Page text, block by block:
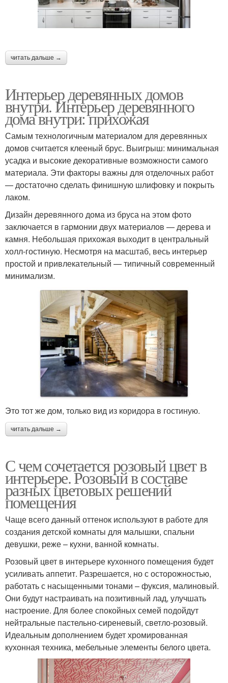
читать дальше →
Интерьер деревянных домов
внутри. Интерьер деревянного
дома внутри: прихожая
Самым технологичным материалом для деревянных
домов считается клееный брус. Выигрыш: минимальная
усадка и высокие декоративные возможности самого
материала. Эти факторы важны для отделочных работ
— достаточно сделать финишную шлифовку и покрыть
лаком.
Дизайн деревянного дома из бруса на этом фото
заключается в гармонии двух материалов — дерева и
камня. Небольшая прихожая выходит в центральный
холл-гостиную. Несмотря на масштаб, весь интерьер
простой и привлекательный — типичный современный
минимализм.
Это тот же дом, только вид из коридора в гостиную.
читать дальше →
С чем сочетается розовый цвет в
интерьере. Розовый в составе
разных цветовых решений
помещения
Чаще всего данный оттенок используют в работе для
создания детской комнаты для малышки, спальни
девушки, реже – кухни, ванной комнаты.
Розовый цвет в интерьере кухонного помещения будет
усиливать аппетит. Разрешается, но с осторожностью,
работать с насыщенными тонами – фуксия, малиновый.
Они будут настраивать на позитивный лад, улучшать
настроение. Для более спокойных семей подойдут
нейтральные пастельно-сиреневый, светло-розовый.
Идеальным дополнением будет хромированная
кухонная техника, мебельные элементы белого цвета.